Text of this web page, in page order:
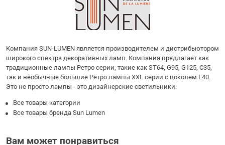
Компания SUN-LUMEN является производителем и дистрибьютором
широкого спектра декоративных ламп. Компания предлагает как
традиционные лампы Ретро серии, такие как ST64, G95, G125, С35,
так и необычные большие Ретро лампы XXL серии с цоколем E40.
Это не просто лампы - это дизайнерские светильники.
Все товары категории
Все товары бренда Sun Lumen
Вам может понравиться